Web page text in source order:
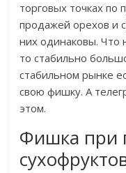
торговых точках по
продажей орехов и
них одинаковы. Что
то стабильно
стабильном рынке
свою фишку. А
этом.
Фишка при